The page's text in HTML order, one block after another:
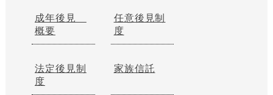
成年後見
概要
任意後見制
度
法定後見制
度
家族信託